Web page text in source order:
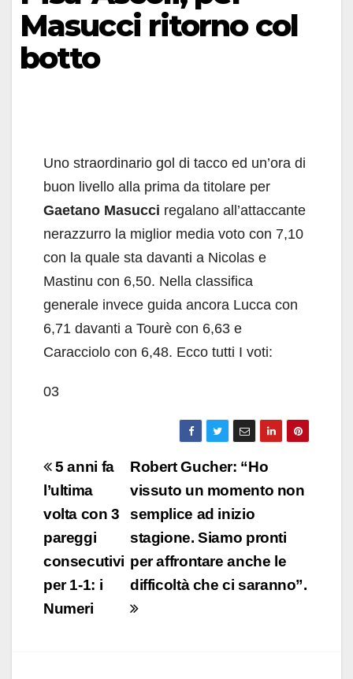
Masucci ritorno col
botto
Uno straordinario gol di tacco ed un’ora di
buon livello alla prima da titolare per
Gaetano Masucci regalano all’attaccante
nerazzurro la miglior media voto con 7,10
con la quale sta davanti a Nicolas e
Mastinu con 6,50. Nella classifica
generale invece guida ancora Lucca con
6,71 davanti a Tourè con 6,63 e
Caracciolo con 6,48. Ecco tutti I voti:
03
Navigazione
articoli
Robert Gucher: “Ho
vissuto un momento non
semplice ad inizio
stagione. Siamo pronti
per affrontare anche le
difficoltà che ci saranno”.
5 anni fa
l’ultima
volta con 3
pareggi
consecutivi
per 1-1: i
Numeri